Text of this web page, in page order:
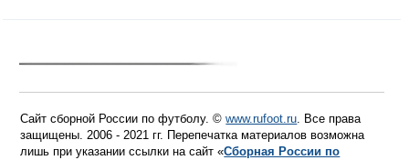
Сайт сборной России по футболу. ©www.rufoot.ru. Все права
защищены. 2006 - 2021 гг. Перепечатка материалов возможна
лишь при указании ссылки на сайт «Сборная России по